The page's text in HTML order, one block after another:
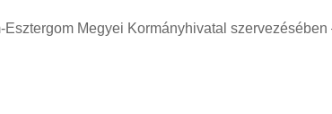
Megyei Kormányhivatal szervezésében